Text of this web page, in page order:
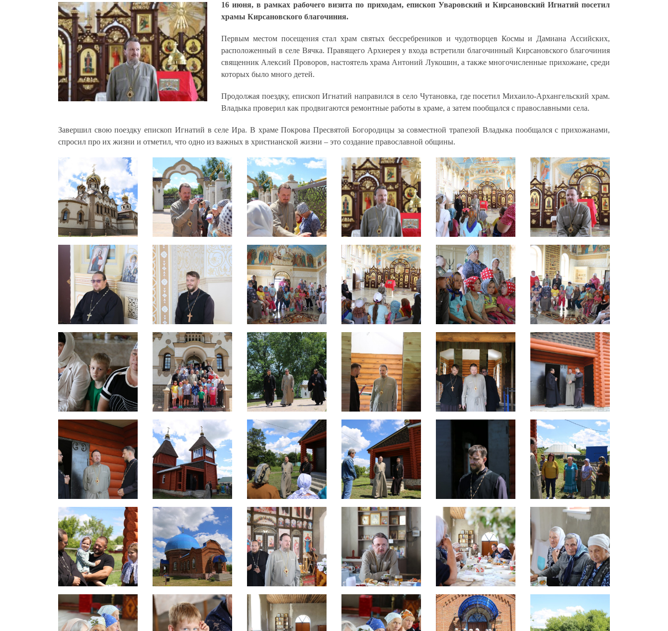
16 июня, в рамках рабочего визита по приходам, епископ Уваровский и Кирсановский Игнатий посетил
храмы Кирсановского благочиния.
Первым местом посещения стал храм святых бессребреников и чудотворцев Космы и Дамиана Ассийских,
расположенный в селе Вячка. Правящего Архиерея у входа встретили благочинный Кирсановского благочиния
священник Алексий Проворов, настоятель храма Антоний Лукошин, а также многочисленные прихожане, среди
которых было много детей.
Продолжая поездку, епископ Игнатий направился в село Чутановка, где посетил Михаило-Архангельский храм.
Владыка проверил как продвигаются ремонтные работы в храме, а затем пообщался с православными села.
Завершил свою поездку епископ Игнатий в селе Ира. В храме Покрова Пресвятой Богородицы за совместной трапезой Владыка пообщался с прихожанами,
спросил про их жизни и отметил, что одно из важных в христианской жизни – это создание православной общины.